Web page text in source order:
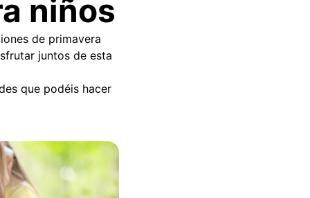
niños
de primavera
juntos de esta
que podéis hacer